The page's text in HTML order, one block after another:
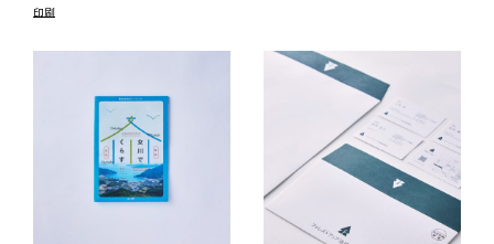
ブライトの仕事
プロジェクトの紹介
考え方・進め方
印刷